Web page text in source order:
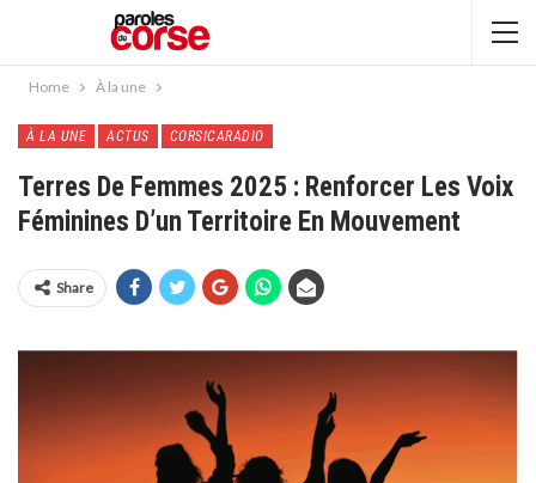
Home À la une
À LA UNE ACTUS CORSICARADIO
Terres De Femmes 2025 : Renforcer Les Voix
Féminines D’un Territoire En Mouvement
Share